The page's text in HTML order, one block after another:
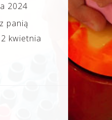
2024
panią
2 kwietnia